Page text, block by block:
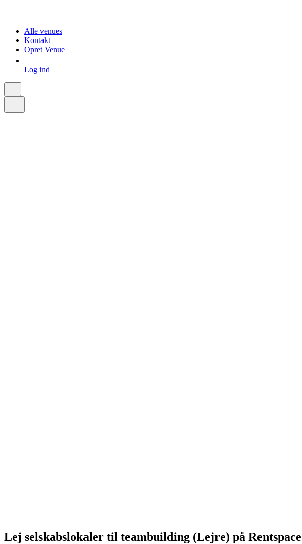
Alle venues
Kontakt
Opret Venue
Log ind
Lej selskabslokaler til teambuilding (Lejre) på